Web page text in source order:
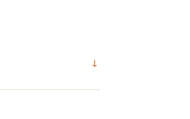
↓